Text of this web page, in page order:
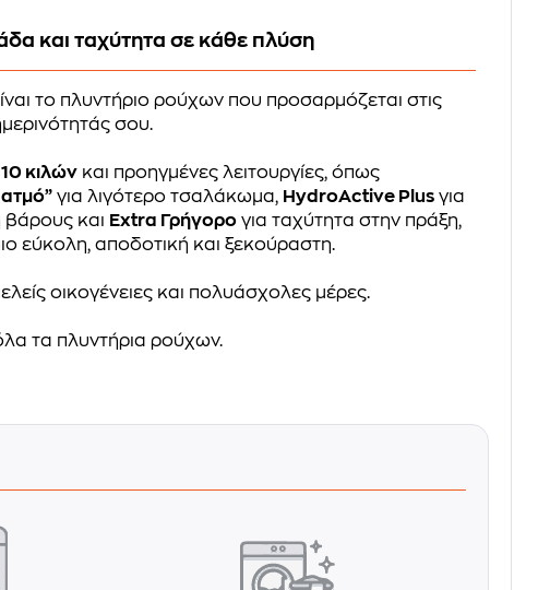
και ταχύτητα σε κάθε πλύση
το πλυντήριο ρούχων που προσαρμόζεται στις
σου.
κιλών και προηγμένες λειτουργίες, όπως
για λιγότερο τσαλάκωμα, HydroActive Plus για
βάρους και Extra Γρήγορο για ταχύτητα στην πράξη,
εύκολη, αποδοτική και ξεκούραστη.
οικογένειες και πολυάσχολες μέρες.
τα πλυντήρια ρούχων.